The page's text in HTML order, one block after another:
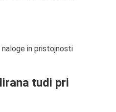
naloge in pristojnosti
tudi pri